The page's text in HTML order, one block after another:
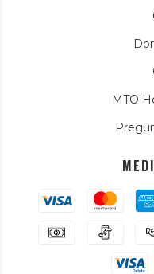
MTO